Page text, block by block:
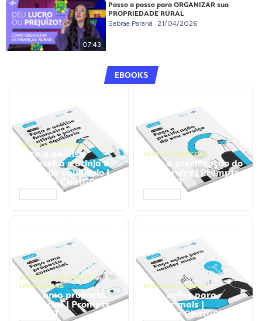
07:43
Passo a passo para ORGANIZAR sua
PROPRIEDADE RURAL
Sebrae Paraná 21/04/2026
EBOOKS
GESTÃO FINANCEIRA
Faça a análise
financeira e atinja o
ponto de equilíbrio |
Prompts ChatGPT
GESTÃO FINANCEIRA
Faça a precificação do
seu serviço | Prompts
ChatGPT
NEGÓCIOS, PROCESSOS
EMPRESARIAIS
Faça uma proposta
comercial | Prompts
ChatGPT
NEGÓCIOS, VENDAS
Faça ações para
vender mais |
Prompts ChatGPT